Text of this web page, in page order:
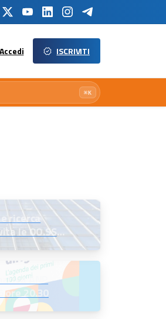
Accedi ISCRIVITI
⌘K
ricerca
le OO.SS.
ANP
ore 20.30